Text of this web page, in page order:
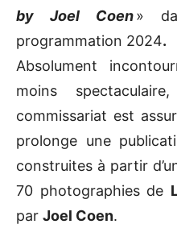
by Joel Coen»
programmation 2024.
Absolument
moins
commissariat est
prolonge une
construites à partir
70 photographies de
par Joel Coen.